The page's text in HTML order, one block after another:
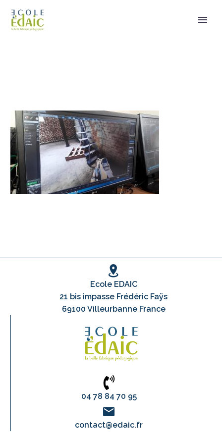
Ecole EDAIC
21 bis impasse Frédéric Faÿs
69100 Villeurbanne France
04 78 84 70 95
contact@edaic.fr